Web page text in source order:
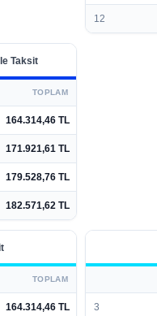
12
Taksit
TOPLAM
164.314,46 TL
171.921,61 TL
179.528,76 TL
182.571,62 TL
TOPLAM
164.314,46 TL 3